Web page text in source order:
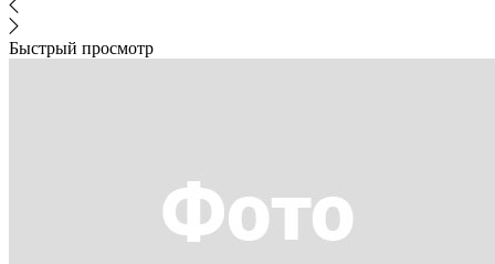
Быстрый просмотр